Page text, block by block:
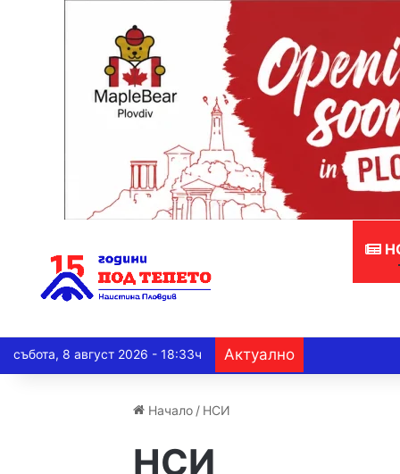
събота, 8 август 2026 - 18:33ч Актуално
Начало / НСИ
НСИ